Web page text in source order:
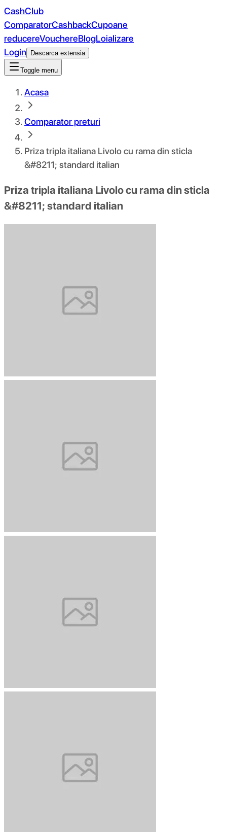
CashClub
ComparatorCashbackCupoane
reducereVouchereBlogLoializare
Login
Descarca extensia
Toggle menu
Acasa
Comparator preturi
Priza tripla italiana Livolo cu rama din sticla
&#8211; standard italian
Priza tripla italiana Livolo cu rama din sticla
&#8211; standard italian